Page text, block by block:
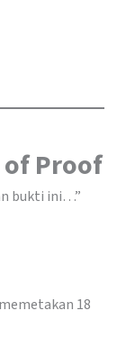
of Proof
bukti ini…”
18